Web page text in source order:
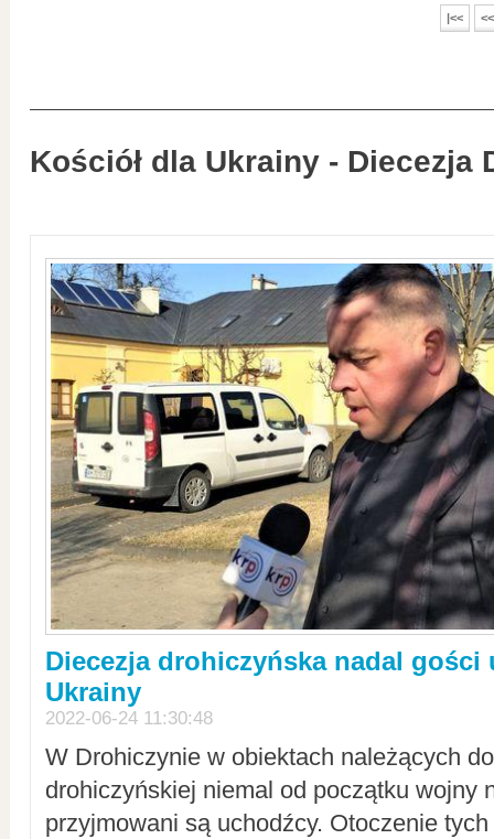
|<< <<
Kościół dla Ukrainy - Diecezja
Diecezja drohiczyńska nadal gości
Ukrainy
2022-06-24 11:30:48
W Drohiczynie w obiektach należących
drohiczyńskiej niemal od początku wojny
przyjmowani są uchodźcy. Otoczenie